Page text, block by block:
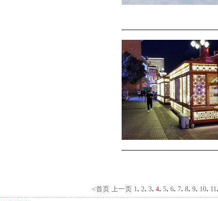
<首页 上一页 1. 2. 3. 4. 5. 6. 7. 8. 9. 10. 11